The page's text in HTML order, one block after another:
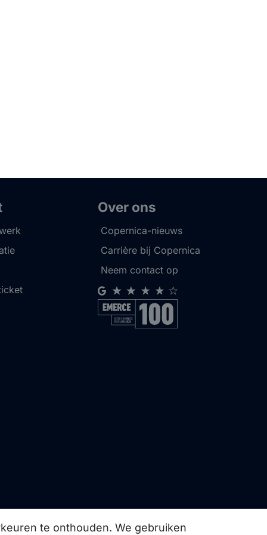
Over ons
Copernica-nieuws
Carrière bij Copernica
Neem contact op
te onthouden. We gebruiken